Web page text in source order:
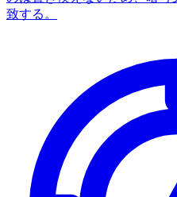
致する。